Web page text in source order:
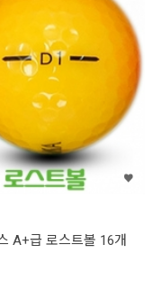
A+급 로스트볼 16개